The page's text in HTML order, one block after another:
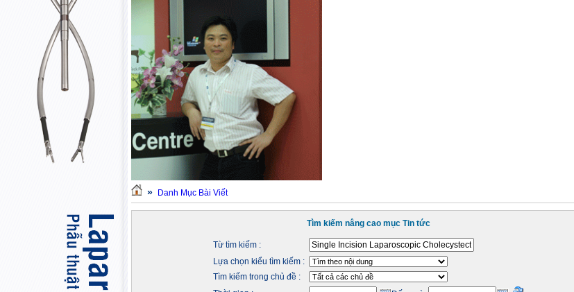
» Danh Mục Bài Viết
Tìm kiếm nâng cao mục Tin tức
Từ tìm kiếm :
Lựa chọn kiểu tìm kiếm :
Tìm kiếm trong chủ đề :